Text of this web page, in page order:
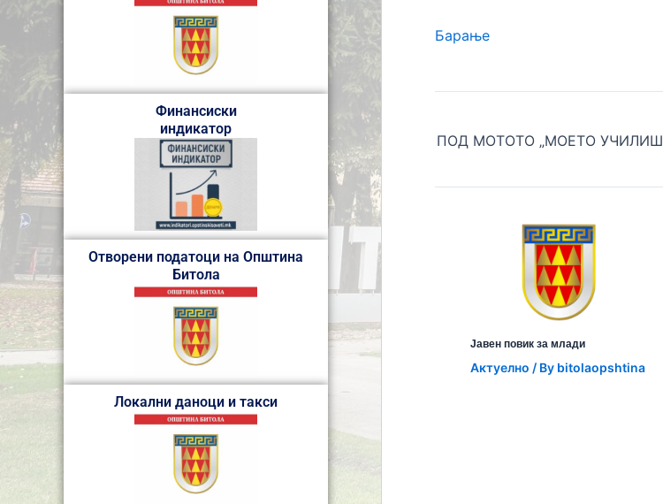
Финансиски
индикатор
Отворени податоци на Општина
Битола
Локални даноци и такси
Барање
Јавен повик за млади
Aктуелно / By bitolaopshtina